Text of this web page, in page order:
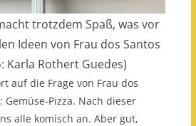
trotzdem Spaß, was vor
Ideen von Frau dos Santos
Karla Rothert Guedes)
auf die Frage von Frau dos
Gemüse-Pizza. Nach dieser
alle komisch an. Aber gut,